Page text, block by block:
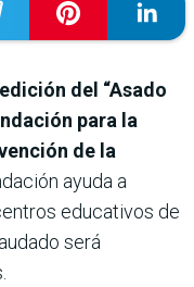
del “Asado
para la
de la
ayuda a
educativos de
será